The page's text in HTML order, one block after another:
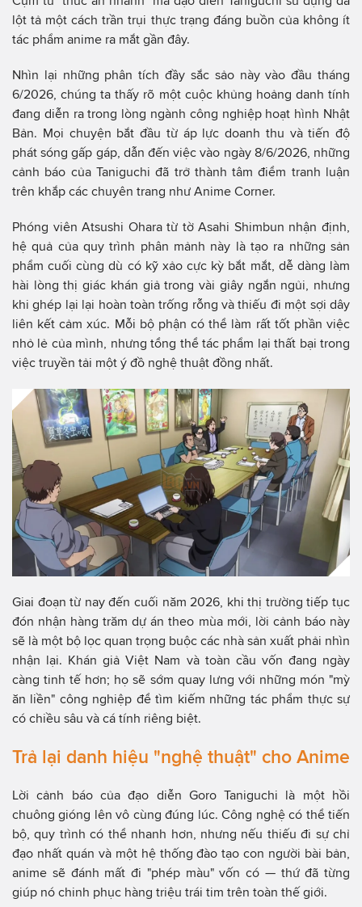
lột tả một cách trần trụi thực trạng đáng buồn của không ít
tác phẩm anime ra mắt gần đây.
Nhìn lại những phân tích đầy sắc sảo này vào đầu tháng
6/2026, chúng ta thấy rõ một cuộc khủng hoảng danh tính
đang diễn ra trong lòng ngành công nghiệp hoạt hình Nhật
Bản. Mọi chuyện bắt đầu từ áp lực doanh thu và tiến độ
phát sóng gấp gáp, dẫn đến việc vào ngày 8/6/2026, những
cảnh báo của Taniguchi đã trở thành tâm điểm tranh luận
trên khắp các chuyên trang như Anime Corner.
Phóng viên Atsushi Ohara từ tờ Asahi Shimbun nhận định,
hệ quả của quy trình phân mảnh này là tạo ra những sản
phẩm cuối cùng dù có kỹ xảo cực kỳ bắt mắt, dễ dàng làm
hài lòng thị giác khán giả trong vài giây ngắn ngủi, nhưng
khi ghép lại lại hoàn toàn trống rỗng và thiếu đi một sợi dây
liên kết cảm xúc. Mỗi bộ phận có thể làm rất tốt phần việc
nhỏ lẻ của mình, nhưng tổng thể tác phẩm lại thất bại trong
việc truyền tải một ý đồ nghệ thuật đồng nhất.
Giai đoạn từ nay đến cuối năm 2026, khi thị trường tiếp tục
đón nhận hàng trăm dự án theo mùa mới, lời cảnh báo này
sẽ là một bộ lọc quan trọng buộc các nhà sản xuất phải nhìn
nhận lại. Khán giả Việt Nam và toàn cầu vốn đang ngày
càng tinh tế hơn; họ sẽ sớm quay lưng với những món "mỳ
ăn liền" công nghiệp để tìm kiếm những tác phẩm thực sự
có chiều sâu và cá tính riêng biệt.
Trả lại danh hiệu "nghệ thuật" cho Anime
Lời cảnh báo của đạo diễn Goro Taniguchi là một hồi
chuông gióng lên vô cùng đúng lúc. Công nghệ có thể tiến
bộ, quy trình có thể nhanh hơn, nhưng nếu thiếu đi sự chỉ
đạo nhất quán và một hệ thống đào tạo con người bài bản,
anime sẽ đánh mất đi "phép màu" vốn có — thứ đã từng
giúp nó chinh phục hàng triệu trái tim trên toàn thế giới.